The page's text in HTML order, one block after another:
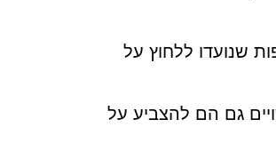
שנועדו ללחוץ על
גם הם להצביע על